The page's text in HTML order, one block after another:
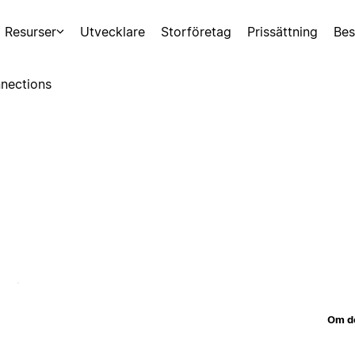
Resurser Utvecklare Storföretag Prissättning
Om